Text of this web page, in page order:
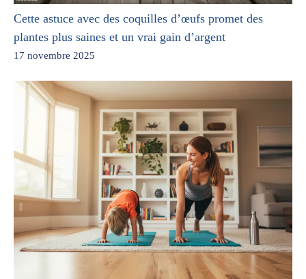
Cette astuce avec des coquilles d’œufs promet des
plantes plus saines et un vrai gain d’argent
17 novembre 2025